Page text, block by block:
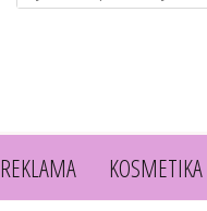
REKLAMA KOSMETIKA